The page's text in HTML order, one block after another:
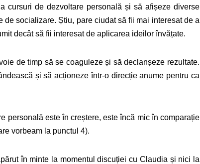
cursuri de dezvoltare personală și să afișeze diverse
socializare. Știu, pare ciudat să fii mai interesat de a
decât să fii interesat de aplicarea ideilor învățate.
de timp să se coaguleze și să declanșeze rezultate.
și să acționeze într-o direcție anume pentru ca
personală este în creștere, este încă mic în comparație
vorbeam la punctul 4).
în minte la momentul discuției cu Claudia și nici la